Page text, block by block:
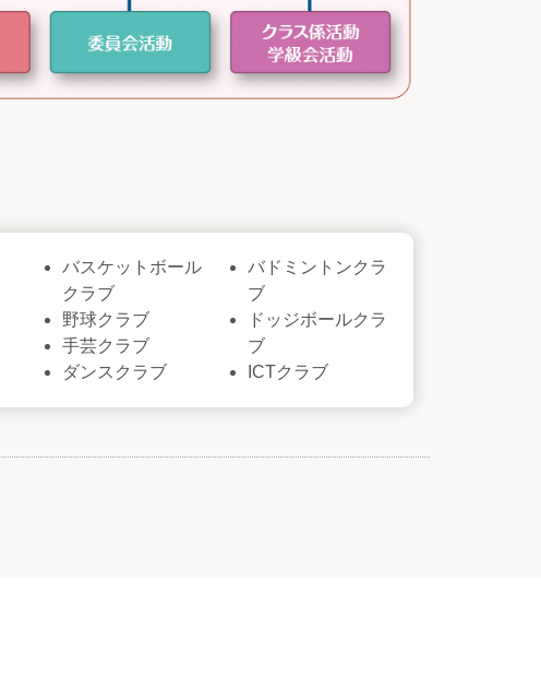
バスケットボール
クラブ
野球クラブ
手芸クラブ
ダンスクラブ
バドミントンクラ
ブ
ドッジボールクラ
ブ
ICTクラブ